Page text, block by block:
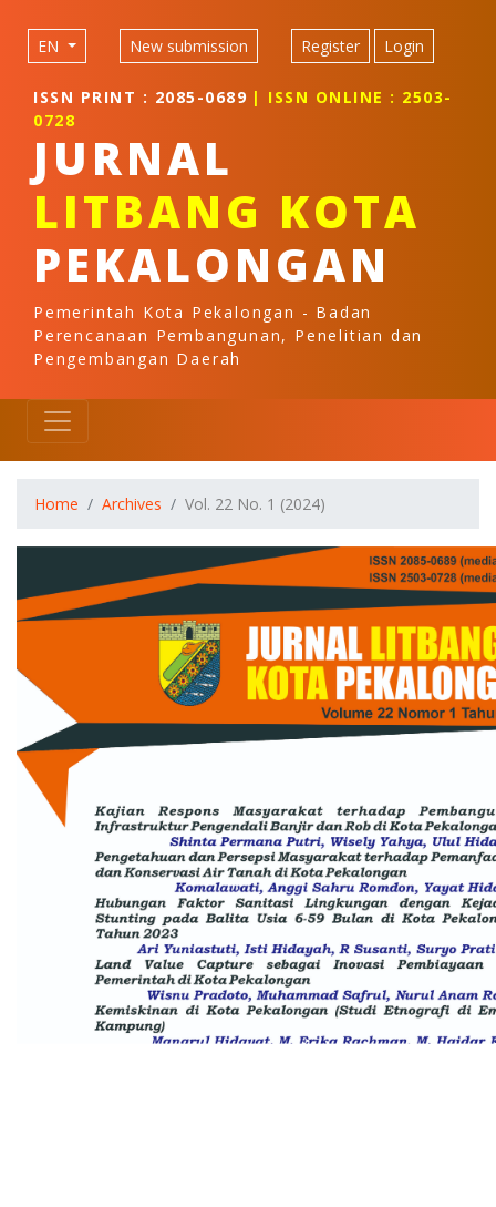
Main Navigation
Main Content
EN New submission Register Login
ISSN PRINT : 2085-0689 | ISSN ONLINE : 2503-
0728
JURNAL
LITBANG KOTA
PEKALONGAN
Pemerintah Kota Pekalongan - Badan
Perencanaan Pembangunan, Penelitian dan
Pengembangan Daerah
Home Archives Vol. 22 No. 1 (2024)